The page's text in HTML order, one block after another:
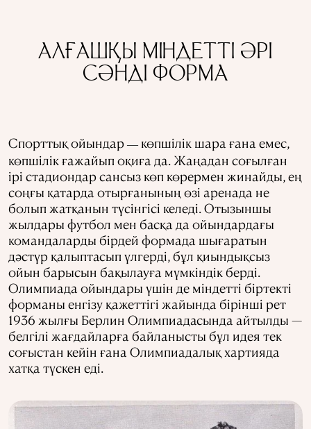
АЛҒАШҚЫ МІНДЕТТІ ӘРІ
СӘНДІ ФОРМА
Спорттық ойындар — көпшілік шара ғана емес,
көпшілік ғажайып оқиға да. Жаңадан соғылған
ірі стадиондар сансыз көп көрермен жинайды, ең
соңғы қатарда отырғанының өзі аренада не
болып жатқанын түсінгісі келеді. Отызыншы
жылдары футбол мен басқа да ойындардағы
командаларды бірдей формада шығаратын
дәстүр қалыптасып үлгерді, бұл қиындықсыз
ойын барысын бақылауға мүмкіндік берді.
Олимпиада ойындары үшін де міндетті біртекті
форманы енгізу қажеттігі жайында бірінші рет
1936 жылғы Берлин Олимпиадасында айтылды —
белгілі жағдайларға байланысты бұл идея тек
соғыстан кейін ғана Олимпиадалық хартияда
хатқа түскен еді.